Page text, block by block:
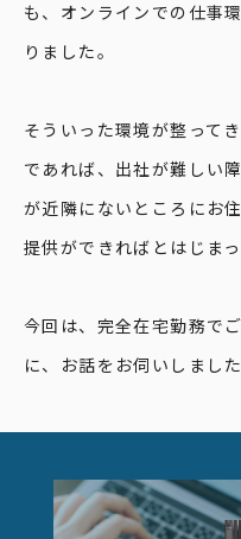
も、オンラインでの仕事
りました。
そういった環境が整って
であれば、出社が難しい
が近隣にないところにお
提供ができればとはじま
今回は、完全在宅勤務で
に、お話をお伺いしました